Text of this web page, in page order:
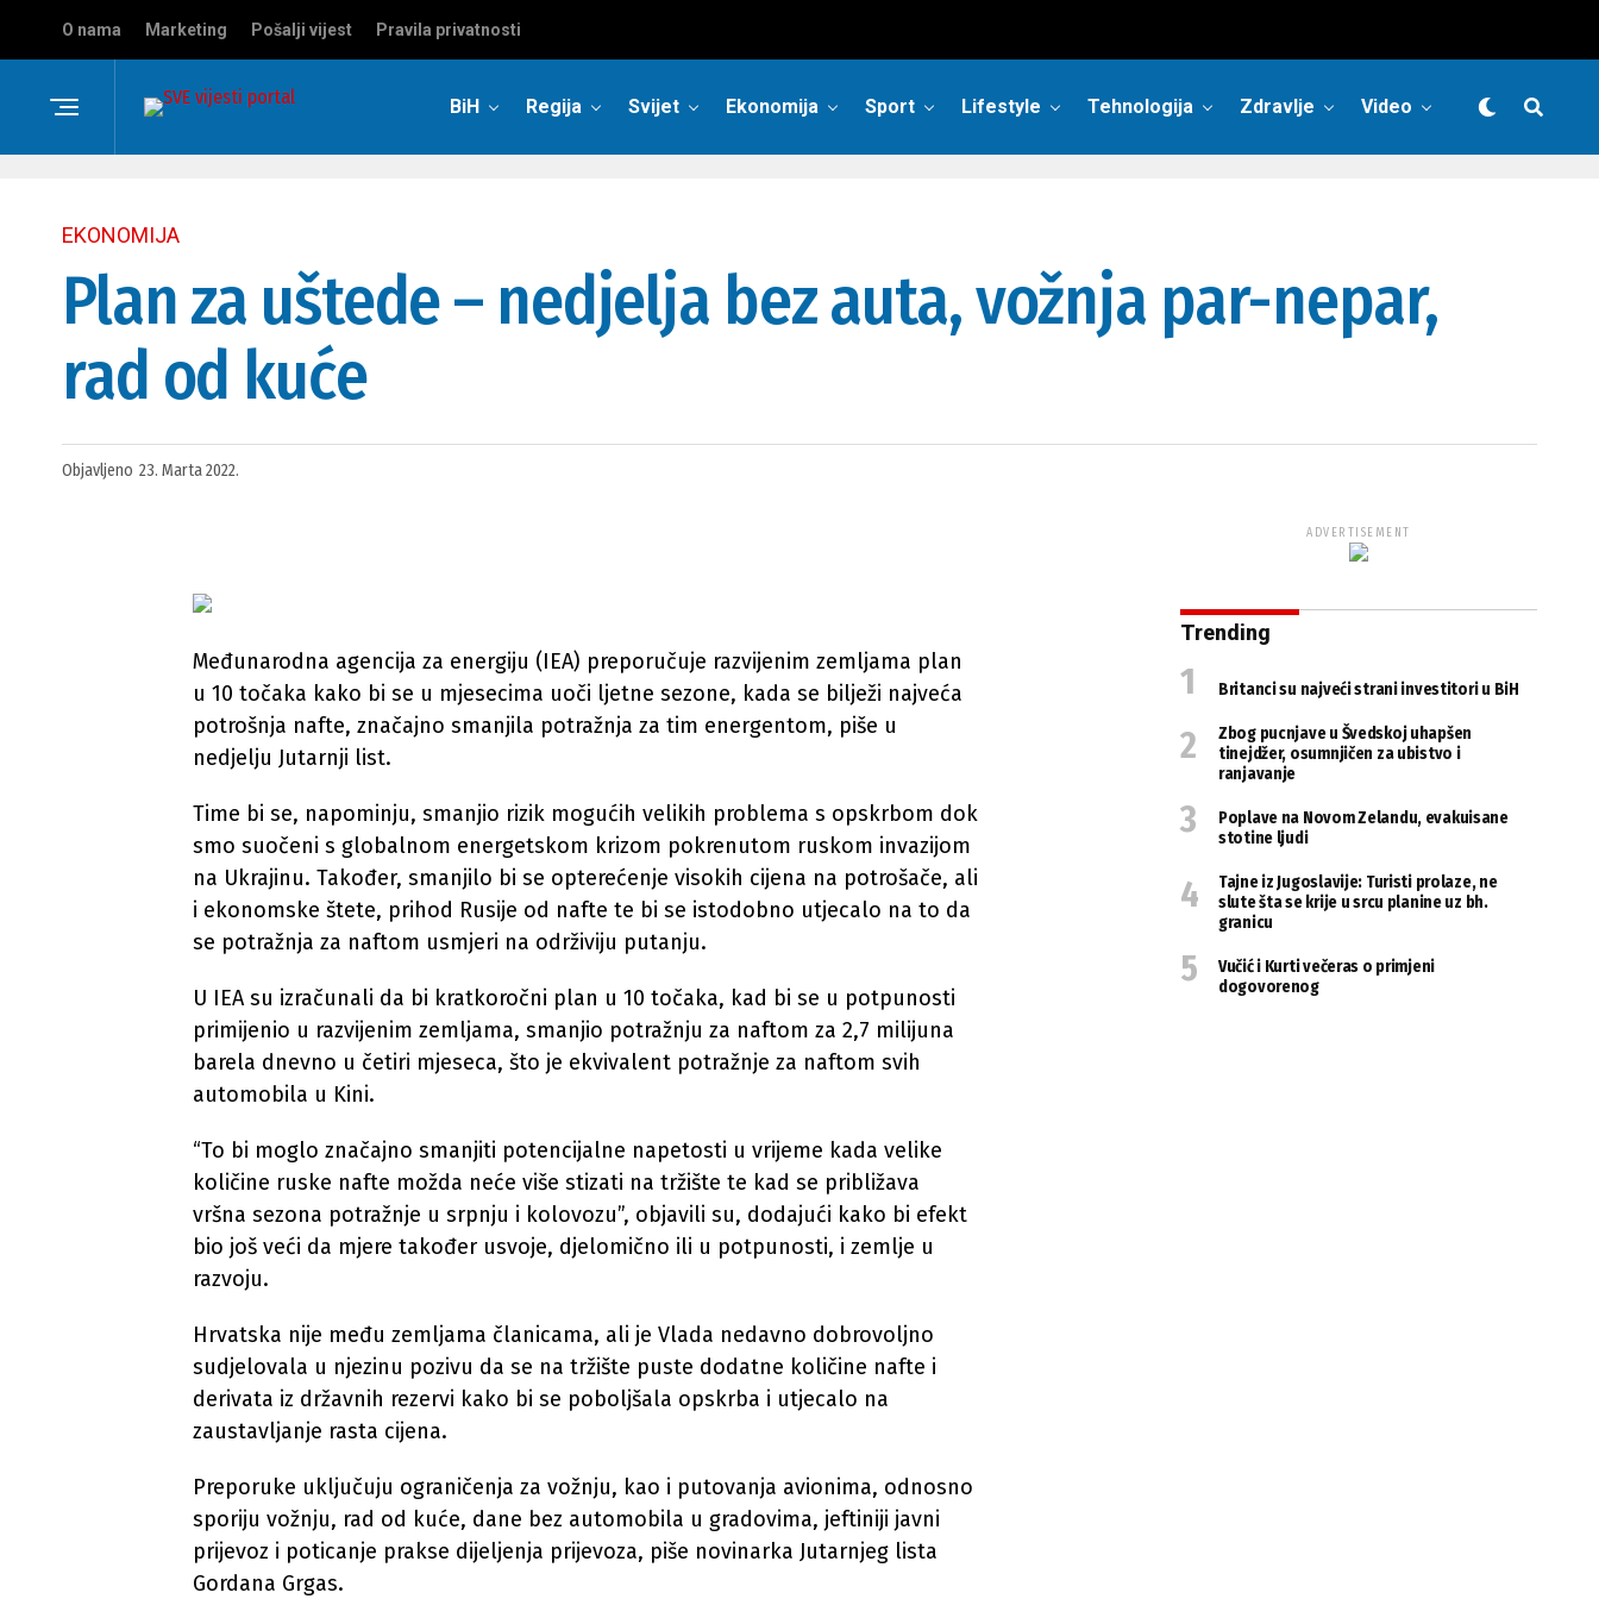
O nama Marketing Pošalji vijest Pravila privatnosti
BiH Regija Svijet Ekonomija Sport Lifestyle Tehnologija Zdravlje Video
EKONOMIJA
Plan za uštede – nedjelja bez auta, vožnja par-nepar,
rad od kuće
Objavljeno 23. Marta 2022.
Međunarodna agencija za energiju (IEA) preporučuje razvijenim zemljama plan
u 10 točaka kako bi se u mjesecima uoči ljetne sezone, kada se bilježi najveća
potrošnja nafte, značajno smanjila potražnja za tim energentom, piše u
nedjelju Jutarnji list.
Time bi se, napominju, smanjio rizik mogućih velikih problema s opskrbom dok
smo suočeni s globalnom energetskom krizom pokrenutom ruskom invazijom
na Ukrajinu. Također, smanjilo bi se opterećenje visokih cijena na potrošače, ali
i ekonomske štete, prihod Rusije od nafte te bi se istodobno utjecalo na to da
se potražnja za naftom usmjeri na održiviju putanju.
U IEA su izračunali da bi kratkoročni plan u 10 točaka, kad bi se u potpunosti
primijenio u razvijenim zemljama, smanjio potražnju za naftom za 2,7 milijuna
barela dnevno u četiri mjeseca, što je ekvivalent potražnje za naftom svih
automobila u Kini.
“To bi moglo značajno smanjiti potencijalne napetosti u vrijeme kada velike
količine ruske nafte možda neće više stizati na tržište te kad se približava
vršna sezona potražnje u srpnju i kolovozu”, objavili su, dodajući kako bi efekt
bio još veći da mjere također usvoje, djelomično ili u potpunosti, i zemlje u
razvoju.
Hrvatska nije među zemljama članicama, ali je Vlada nedavno dobrovoljno
sudjelovala u njezinu pozivu da se na tržište puste dodatne količine nafte i
derivata iz državnih rezervi kako bi se poboljšala opskrba i utjecalo na
zaustavljanje rasta cijena.
Preporuke uključuju ograničenja za vožnju, kao i putovanja avionima, odnosno
sporiju vožnju, rad od kuće, dane bez automobila u gradovima, jeftiniji javni
prijevoz i poticanje prakse dijeljenja prijevoza, piše novinarka Jutarnjeg lista
Gordana Grgas.
ADVERTISEMENT
Trending
Britanci su najveći strani investitori u BiH
Zbog pucnjave u Švedskoj uhapšen
tinejdžer, osumnjičen za ubistvo i
ranjavanje
Poplave na Novom Zelandu, evakuisane
stotine ljudi
Tajne iz Jugoslavije: Turisti prolaze, ne
slute šta se krije u srcu planine uz bh.
granicu
Vučić i Kurti večeras o primjeni
dogovorenog